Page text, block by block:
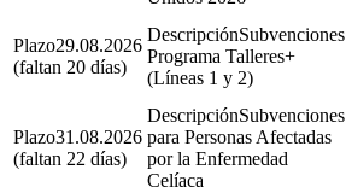
29.08.2026
(faltan 20 días)
Subvenciones
Programa Talleres+
(Líneas 1 y 2)
31.08.2026
(faltan 22 días)
Subvenciones
para Personas Afectadas
por la Enfermedad
Celíaca